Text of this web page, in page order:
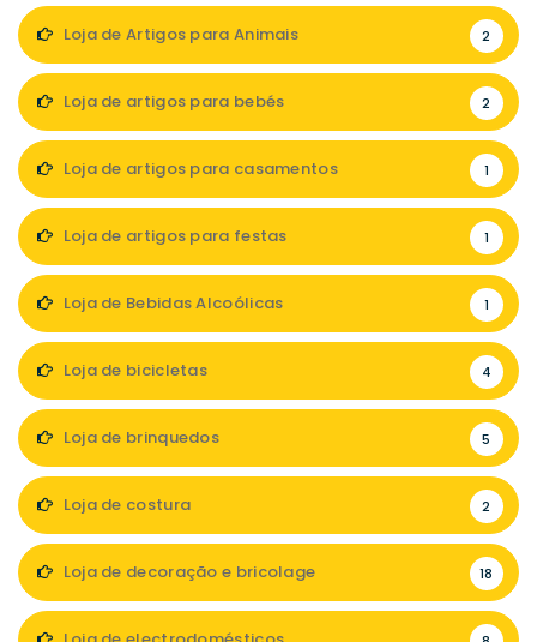
Loja de Artigos para Animais 2
Loja de artigos para bebés 2
Loja de artigos para casamentos 1
Loja de artigos para festas 1
Loja de Bebidas Alcoólicas 1
Loja de bicicletas 4
Loja de brinquedos 5
Loja de costura 2
Loja de decoração e bricolage 18